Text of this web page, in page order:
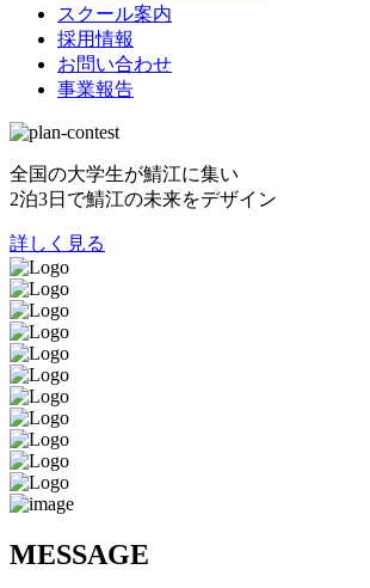
スクール案内
採用情報
お問い合わせ
事業報告
全国の大学生が鯖江に集い
2泊3日で鯖江の未来をデザイン
詳しく見る
MESSAGE